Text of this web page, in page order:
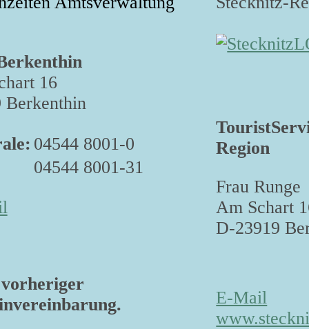
16
Berkenthin
04544 8001-0
04544 8001-31
Region
Frau Runge
Am Schart
D-23919
E-Mail